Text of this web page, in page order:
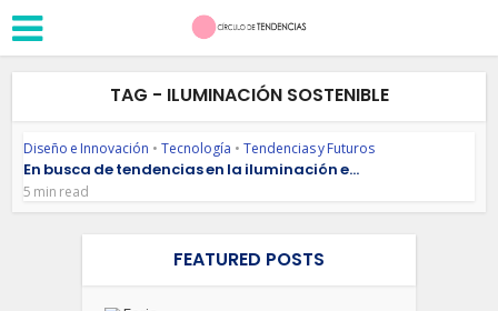
TAG - ILUMINACIÓN SOSTENIBLE
Diseño e Innovación • Tecnología • Tendencias y Futuros
En busca de tendencias en la iluminación e...
5 min read
FEATURED POSTS